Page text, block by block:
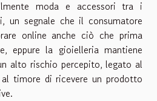
moda e accessori tra i
un segnale che il consumatore
online anche ciò che prima
eppure la gioielleria mantiene
alto rischio percepito, legato al
timore di ricevere un prodotto